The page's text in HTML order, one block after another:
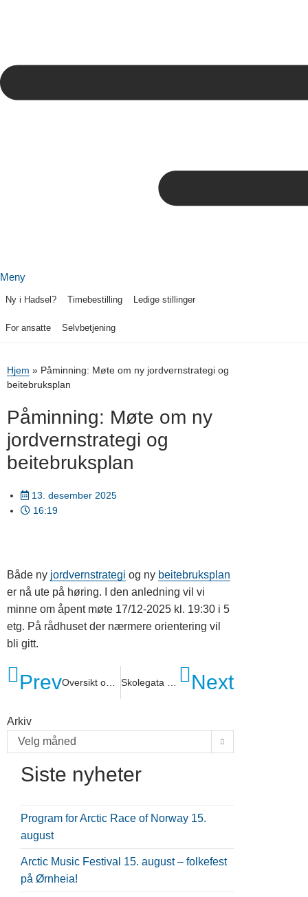
Meny
Ny i Hadsel? Timebestilling Ledige stillinger
For ansatte Selvbetjening
Hjem » Påminning: Møte om ny jordvernstrategi og
beitebruksplan
Påminning: Møte om ny
jordvernstrategi og
beitebruksplan
13. desember 2025
16:19
Både ny jordvernstrategi og ny beitebruksplan
er nå ute på høring. I den anledning vil vi
minne om åpent møte 17/12-2025 kl. 19:30 i 5
etg. På rådhuset der nærmere orientering vil
bli gitt.
Prev Next
Arkiv
Velg måned
Siste nyheter
Program for Arctic Race of Norway 15.
august
Arctic Music Festival 15. august – folkefest
på Ørnheia!